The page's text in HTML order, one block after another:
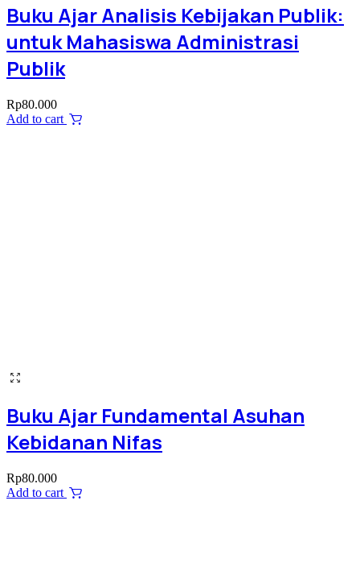
Buku Ajar Analisis Kebijakan Publik:
untuk Mahasiswa Administrasi
Publik
Rp80.000
Add to cart
Buku Ajar Fundamental Asuhan
Kebidanan Nifas
Rp80.000
Add to cart